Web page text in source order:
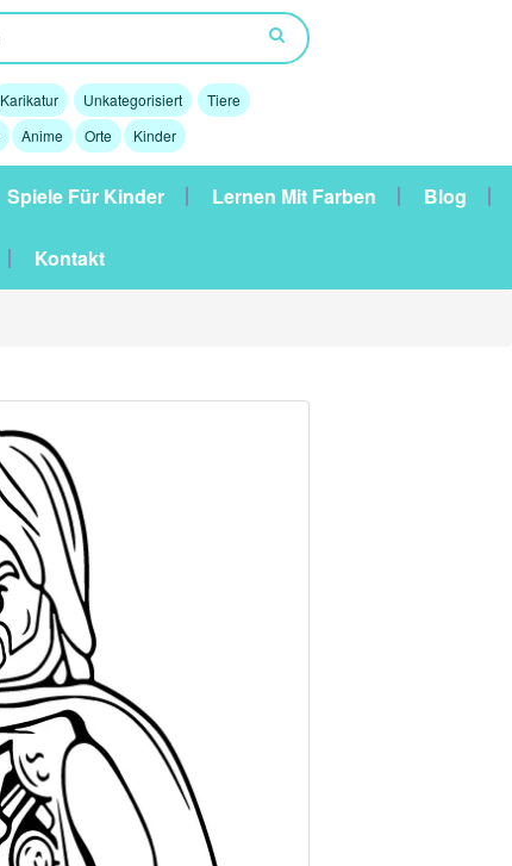
Karikatur Unkategorisiert
Tiere
Anime Orte Kinder
Spiele Für Kinder Lernen Mit Farben Blog
Kontakt